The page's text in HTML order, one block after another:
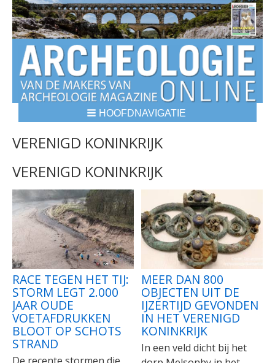
HOOFDNAVIGATIE
VERENIGD KONINKRIJK
VERENIGD KONINKRIJK
RACE TEGEN HET TIJ:
STORM LEGT 2.000
JAAR OUDE
VOETAFDRUKKEN
BLOOT OP SCHOTS
STRAND
MEER DAN 800
OBJECTEN UIT DE
IJZERTIJD GEVONDEN
IN HET VERENIGD
KONINKRIJK
In een veld dicht bij het